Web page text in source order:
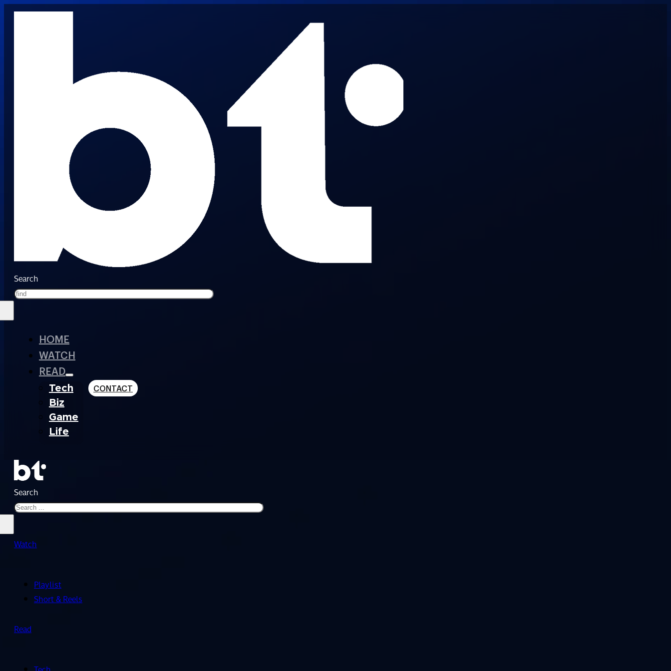
Search
HOME
WATCH
READ
Tech
Biz
Game
Life
CONTACT
Search
Watch
Playlist
Short & Reels
Read